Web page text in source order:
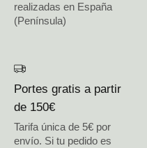
realizadas en España
(Península)
Portes gratis a partir
de 150€
Tarifa única de 5€ por
envío. Si tu pedido es